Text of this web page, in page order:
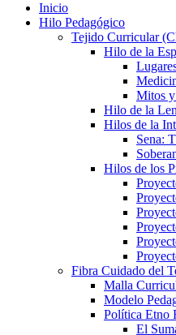
Inicio
Hilo Pedagógico
Tejido Curricular
Hilo de la
Mitos
Hilo de la
Hilos de la
Sena:
Hilos de los
Fibra Cuidado del
Malla
Modelo
Política Etno
El